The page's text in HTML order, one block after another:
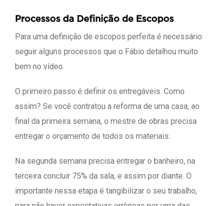
Processos da Definição de Escopos
Para uma definição de escopos perfeita é necessário
seguir alguns processos que o Fábio detalhou muito
bem no vídeo.
O primeiro passo é definir os entregáveis. Como
assim? Se você contratou a reforma de uma casa, ao
final da primeira semana, o mestre de obras precisa
entregar o orçamento de todos os materiais.
Na segunda semana precisa entregar o banheiro, na
terceira concluir 75% da sala, e assim por diante. O
importante nessa etapa é tangibilizar o seu trabalho,